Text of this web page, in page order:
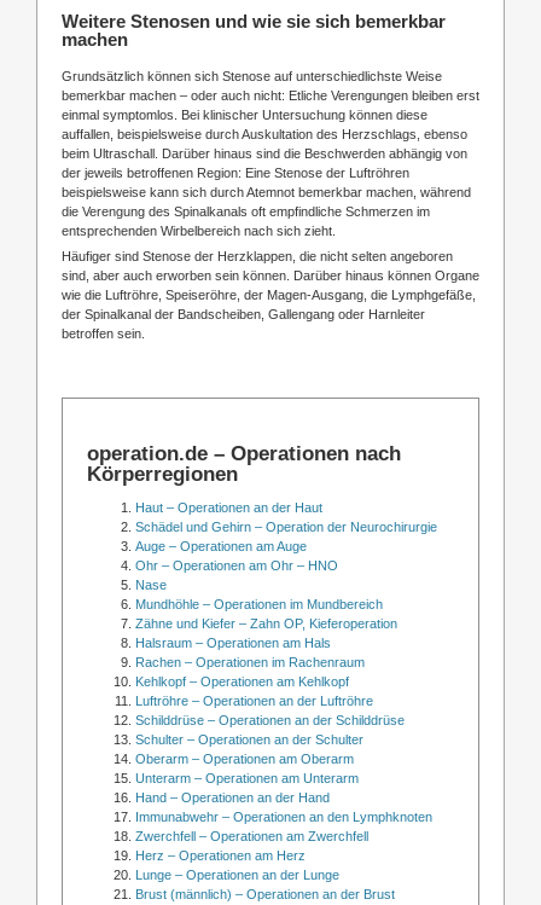
Weitere Stenosen und wie sie sich bemerkbar
machen
Grundsätzlich können sich Stenose auf unterschiedlichste Weise
bemerkbar machen – oder auch nicht: Etliche Verengungen bleiben erst
einmal symptomlos. Bei klinischer Untersuchung können diese
auffallen, beispielsweise durch Auskultation des Herzschlags, ebenso
beim Ultraschall. Darüber hinaus sind die Beschwerden abhängig von
der jeweils betroffenen Region: Eine Stenose der Luftröhren
beispielsweise kann sich durch Atemnot bemerkbar machen, während
die Verengung des Spinalkanals oft empfindliche Schmerzen im
entsprechenden Wirbelbereich nach sich zieht.
Häufiger sind Stenose der Herzklappen, die nicht selten angeboren
sind, aber auch erworben sein können. Darüber hinaus können Organe
wie die Luftröhre, Speiseröhre, der Magen-Ausgang, die Lymphgefäße,
der Spinalkanal der Bandscheiben, Gallengang oder Harnleiter
betroffen sein.
operation.de – Operationen nach
Körperregionen
Haut – Operationen an der Haut
Schädel und Gehirn – Operation der Neurochirurgie
Auge – Operationen am Auge
Ohr – Operationen am Ohr – HNO
Nase
Mundhöhle – Operationen im Mundbereich
Zähne und Kiefer – Zahn OP, Kieferoperation
Halsraum – Operationen am Hals
Rachen – Operationen im Rachenraum
Kehlkopf – Operationen am Kehlkopf
Luftröhre – Operationen an der Luftröhre
Schilddrüse – Operationen an der Schilddrüse
Schulter – Operationen an der Schulter
Oberarm – Operationen am Oberarm
Unterarm – Operationen am Unterarm
Hand – Operationen an der Hand
Immunabwehr – Operationen an den Lymphknoten
Zwerchfell – Operationen am Zwerchfell
Herz – Operationen am Herz
Lunge – Operationen an der Lunge
Brust (männlich) – Operationen an der Brust